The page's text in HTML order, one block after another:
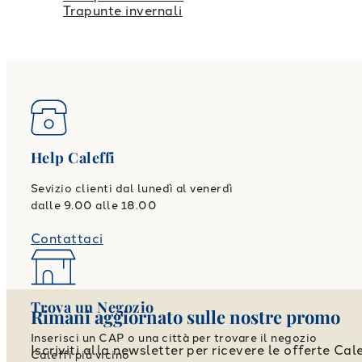
Trapunte invernali
Help Caleffi
Sevizio clienti dal lunedì al venerdì
dalle 9.00 alle 18.00
Contattaci
Trova un Negozio
Inserisci un CAP o una città per trovare il negozio
Caleffi più vicino
Rimani aggiornato sulle nostre promo
Iscriviti alla newsletter per ricevere le offerte